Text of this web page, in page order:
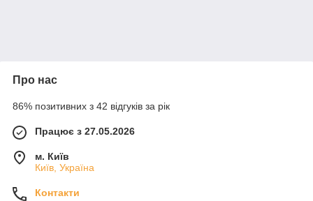
Про нас
86% позитивних з 42 відгуків за рік
Працює з 27.05.2026
м. Київ
Київ, Україна
Контакти